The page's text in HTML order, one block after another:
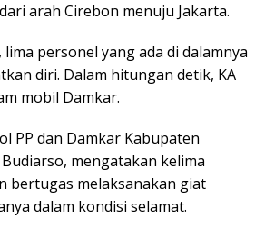
arah Cirebon menuju Jakarta.
personel yang ada di dalamnya
diri. Dalam hitungan detik, KA
mobil Damkar.
PP dan Damkar Kabupaten
mengatakan kelima
bertugas melaksanakan giat
dalam kondisi selamat.